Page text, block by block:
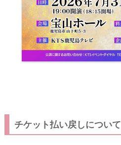
チケット払い戻しについて